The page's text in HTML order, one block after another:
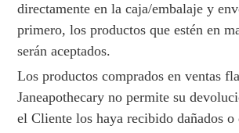
directamente en la caja/embalaje y
primero, los productos que estén en
serán aceptados.
Los productos comprados en ventas
Janeapothecary no permite su
el Cliente los haya recibido dañados o